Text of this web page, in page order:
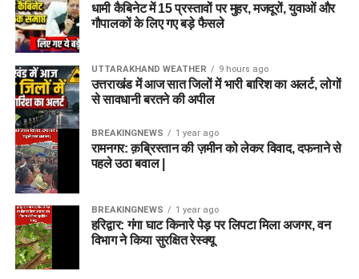
धामी कैबिनेट में 15 प्रस्तावों पर मुहर, मजदूरों, युवाओं और
गौपालकों के लिए गए बड़े फैसले
UTTARAKHAND WEATHER 9 hours ago
उत्तराखंड में आज सात जिलों में भारी बारिश का अलर्ट, लोगों
से सावधानी बरतने की अपील
BREAKINGNEWS 1 year ago
रामनगर: क़ब्रिस्तान की ज़मीन को लेकर विवाद, दफनाने से
पहले उठा बवाल |
BREAKINGNEWS 1 year ago
हरिद्वार: गंगा घाट किनारे पेड़ पर लिपटा मिला अजगर, वन
विभाग ने किया सुरक्षित रेस्क्यू